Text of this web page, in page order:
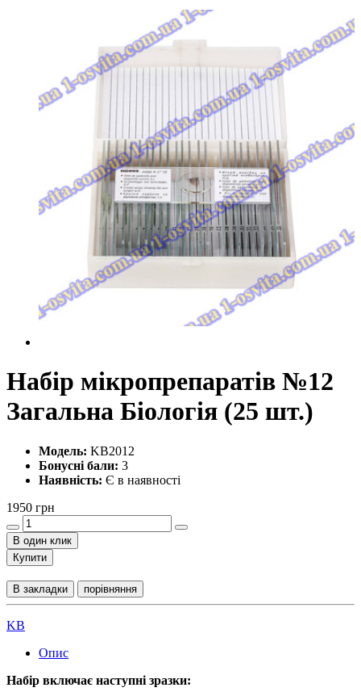
Набір мікропрепаратів №12
Загальна Біологія (25 шт.)
Модель: KB2012
Бонусні бали: 3
Наявність: Є в наявності
1950 грн
В один клик
Купити
В закладки порівняння
KB
Опис
Набір включає наступні зразки: